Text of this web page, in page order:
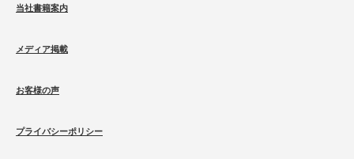
当社書籍案内
メディア掲載
お客様の声
プライバシーポリシー